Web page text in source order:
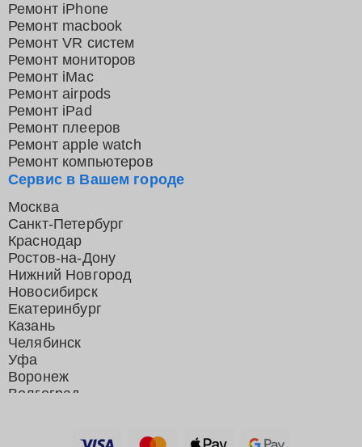
Сервис в Вашем городе
Москва
Санкт-Петербург
Краснодар
Ростов-на-Дону
Нижний Новгород
Новосибирск
Екатеринбург
Казань
Челябинск
Уфа
Воронеж
Волгоград
Ремонт iPhone
Ремонт macbook
Ремонт VR систем
Ремонт мониторов
Ремонт iMac
Ремонт airpods
Ремонт iPad
Ремонт плееров
Ремонт apple watch
Ремонт компьютеров